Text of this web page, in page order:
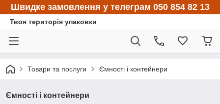
Швидке замовлення у телеграм 050 854 82 13
Твоя територія упаковки
Товари та послуги Ємності і контейнери
Ємності і контейнери